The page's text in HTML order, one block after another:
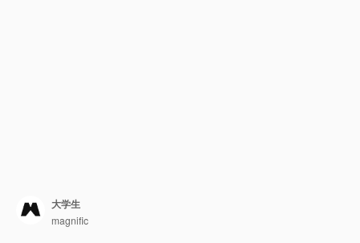
大学生
magnific